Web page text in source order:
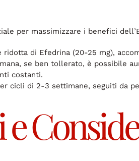
per massimizzare i benefici
ridotta di Efedrina (20-25 mg),
se ben tollerato, è possibile
costanti.
cicli di 2-3 settimane, seguiti da